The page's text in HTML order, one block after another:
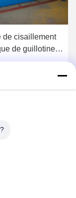
de cisaillement
de guillotine
de
le meilleur prix